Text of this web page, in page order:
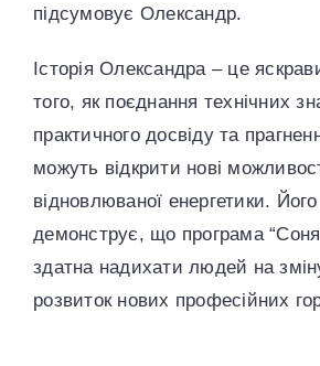
підсумовує Олександр.
Історія Олександра – це
того, як поєднання технічних
практичного досвіду та
можуть відкрити нові
відновлюваної енергетики.
демонструє, що програма
здатна надихати людей на
розвиток нових професійних